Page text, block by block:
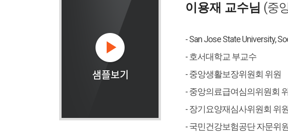
이용재 교수님 (중
- San Jose State University,
- 호서대학교 부교수
- 중앙생활보장위원회 위원
- 중앙의료급여심의위원회
- 장기요양재심사위원회 위원
- 국민건강보험공단 자문위원